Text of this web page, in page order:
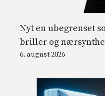
Nyt en ubegrenset
briller og
6. august 2026